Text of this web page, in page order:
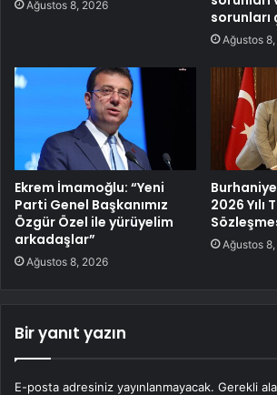
Ağustos 8, 2026
sorunları
Ağustos
Ekrem İmamoğlu: “Yeni
Parti Genel Başkanımız
Özgür Özel ile yürüyelim
arkadaşlar”
Ağustos 8, 2026
2026 Yılı
Ağustos
Bir yanıt yazın
E-posta adresiniz yayınlanmayacak. Gerekli